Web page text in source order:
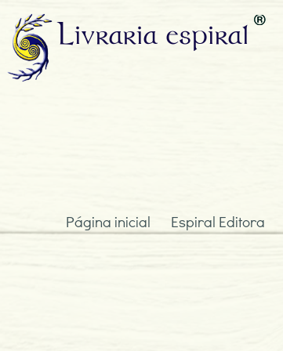
Livraria espiral
Página inicial Espiral Editora